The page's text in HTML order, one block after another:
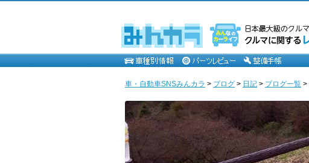
車・自動車SNSみんカラ > ブログ > 日記 > ブログ一覧 >